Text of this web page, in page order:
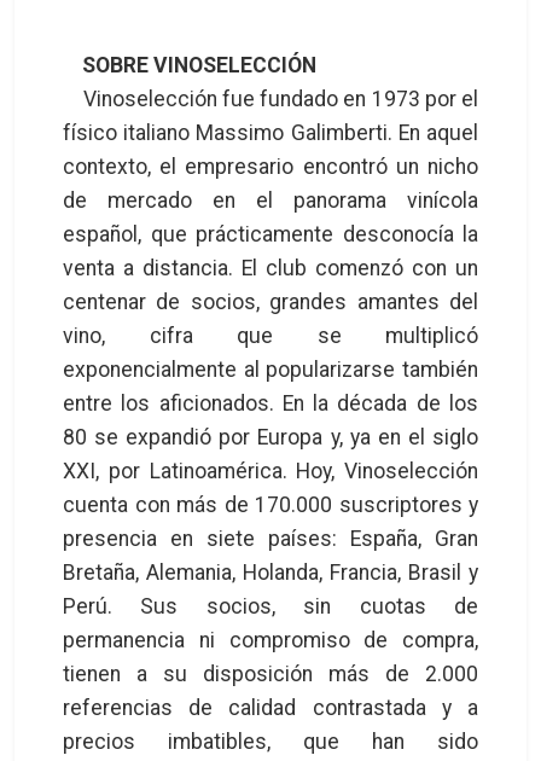
SOBRE VINOSELECCIÓN
Vinoselección fue fundado en 1973 por el
físico italiano Massimo Galimberti. En aquel
contexto, el empresario encontró un nicho
de mercado en el panorama vinícola
español, que prácticamente desconocía la
venta a distancia. El club comenzó con un
centenar de socios, grandes amantes del
vino, cifra que se multiplicó
exponencialmente al popularizarse también
entre los aficionados. En la década de los
80 se expandió por Europa y, ya en el siglo
XXI, por Latinoamérica. Hoy, Vinoselección
cuenta con más de 170.000 suscriptores y
presencia en siete países: España, Gran
Bretaña, Alemania, Holanda, Francia, Brasil y
Perú. Sus socios, sin cuotas de
permanencia ni compromiso de compra,
tienen a su disposición más de 2.000
referencias de calidad contrastada y a
precios imbatibles, que han sido